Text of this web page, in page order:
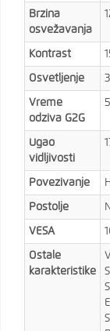
Brzina
osvežavanja
Kontrast
Osvetljenje
Vreme
odziva G2G
Ugao
vidljivosti
Povezivanje
Postolje
VESA
Ostale
karakteristike